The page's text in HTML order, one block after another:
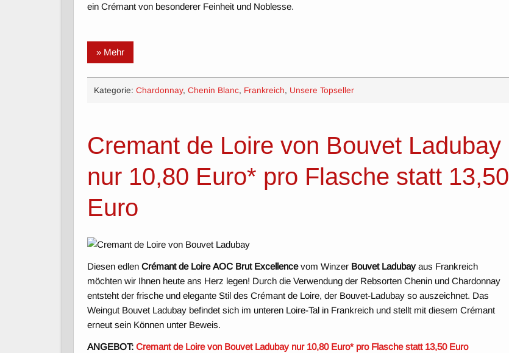
ein Crémant von besonderer Feinheit und Noblesse.
» Mehr
Kategorie: Chardonnay, Chenin Blanc, Frankreich, Unsere Topseller
Cremant de Loire von Bouvet Ladubay
nur 10,80 Euro* pro Flasche statt 13,50
Euro
Diesen edlenCrémant de Loire AOC Brut Excellencevom Winzer Bouvet Ladubayaus Frankreich
möchten wir Ihnen heute ans Herz legen! Durch die Verwendung der Rebsorten Chenin und Chardonnay
entsteht der frische und elegante Stil des Crémant de Loire, der Bouvet-Ladubay so auszeichnet. Das
Weingut Bouvet Ladubay befindet sich im unteren Loire-Tal in Frankreich und stellt mit diesem Crémant
erneut sein Können unter Beweis.
ANGEBOT:Cremant de Loire von Bouvet Ladubay nur 10,80 Euro* pro Flasche statt 13,50 Euro